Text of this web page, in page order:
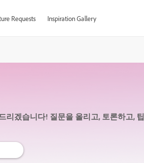
Requests Inspiration Gallery
리겠습니다! 질문을 올리고, 토론하고, 팁